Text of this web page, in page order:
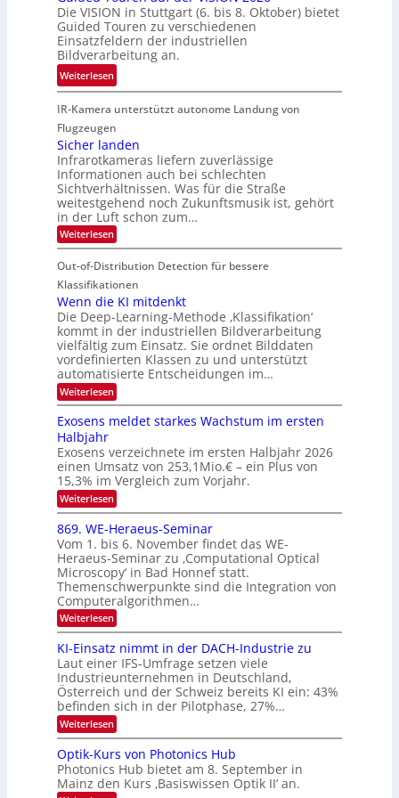
i
k
c
h
e
n
4
K
-
M
e
m
s
u
n
d
M
a
n
t
i
S
p
e
c
t
r
z
t
e
M
ö
g
l
i
c
h
k
e
i
t
e
c
k
k
e
h
d
e
r
i
n
V
I
S
I
O
N
T
e
c
h
T
a
l
k
Die VISION in Stuttgart (6. bis 8. Oktober) bietet
Guided Touren zu verschiedenen
Einsatzfeldern der industriellen
Bildverarbeitung an.
Weiterlesen:
G
u
i
d
e
d
T
o
u
r
u
d
e
r
V
S
O
N
2
0
2
6
IR-Kamera unterstützt autonome Landung von
Flugzeugen
Sicher landen
Infrarotkameras liefern zuverlässige
Informationen auch bei schlechten
Sichtverhältnissen. Was für die Straße
weitestgehend noch Zukunftsmusik ist, gehört
in der Luft schon zum…
Weiterlesen:
S
c
h
l
a
n
d
e
n
Out-of-Distribution Detection für bessere
Klassifikationen
Wenn die KI mitdenkt
Die Deep-Learning-Methode ‚Klassifikation‘
kommt in der industriellen Bildverarbeitung
vielfältig zum Einsatz. Sie ordnet Bilddaten
vordefinierten Klassen zu und unterstützt
automatisierte Entscheidungen im…
Weiterlesen:
W
n
d
i
e
K
I
m
i
t
d
e
n
k
t
Exosens meldet starkes Wachstum im ersten
Halbjahr
Exosens verzeichnete im ersten Halbjahr 2026
einen Umsatz von 253,1Mio.€ – ein Plus von
15,3% im Vergleich zum Vorjahr.
Weiterlesen:
E
x
o
s
e
n
s
m
e
l
d
e
t
s
t
a
r
k
e
W
a
c
869. WE-Heraeus-Seminar
Vom 1. bis 6. November findet das WE-
Heraeus-Seminar zu ‚Computational Optical
Microscopy‘ in Bad Honnef statt.
Themenschwerpunkte sind die Integration von
Computeralgorithmen…
Weiterlesen:
8
9
.
W
E
-
H
e
r
a
e
u
s
KI-Einsatz nimmt in der DACH-Industrie zu
Laut einer IFS-Umfrage setzen viele
Industrieunternehmen in Deutschland,
Österreich und der Schweiz bereits KI ein: 43%
befinden sich in der Pilotphase, 27%…
Weiterlesen:
K
-
E
i
Optik-Kurs von Photonics Hub
Photonics Hub bietet am 8. September in
Mainz den Kurs ‚Basiswissen Optik II‘ an.